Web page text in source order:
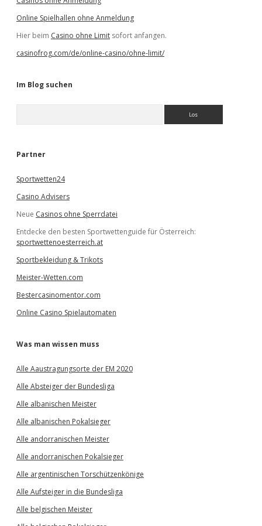
Online Spielhallen ohne Anmeldung
Hier beim Casino ohne Limit sofort anfangen.
casinofrog.com/de/online-casino/ohne-limit/
Im Blog suchen
e
Partner
Sportwetten24
Casino Advisers
Neue Casinos ohne Sperrdatei
Entdecke den besten Sportwettenguide für Österreich:
sportwettenoesterreich.at
Sportbekleidung & Trikots
Meister-Wetten.com
Bestercasinomentor.com
Online Casino Spielautomaten
Was man wissen muss
Alle Aaustragungsorte der EM 2020
Alle Absteiger der Bundesliga
Alle albanischen Meister
Alle albanischen Pokalsieger
Alle andorranischen Meister
Alle andorranischen Pokalsieger
Alle argentinischen Torschützenkönige
Alle Aufsteiger in die Bundesliga
Alle belgischen Meister